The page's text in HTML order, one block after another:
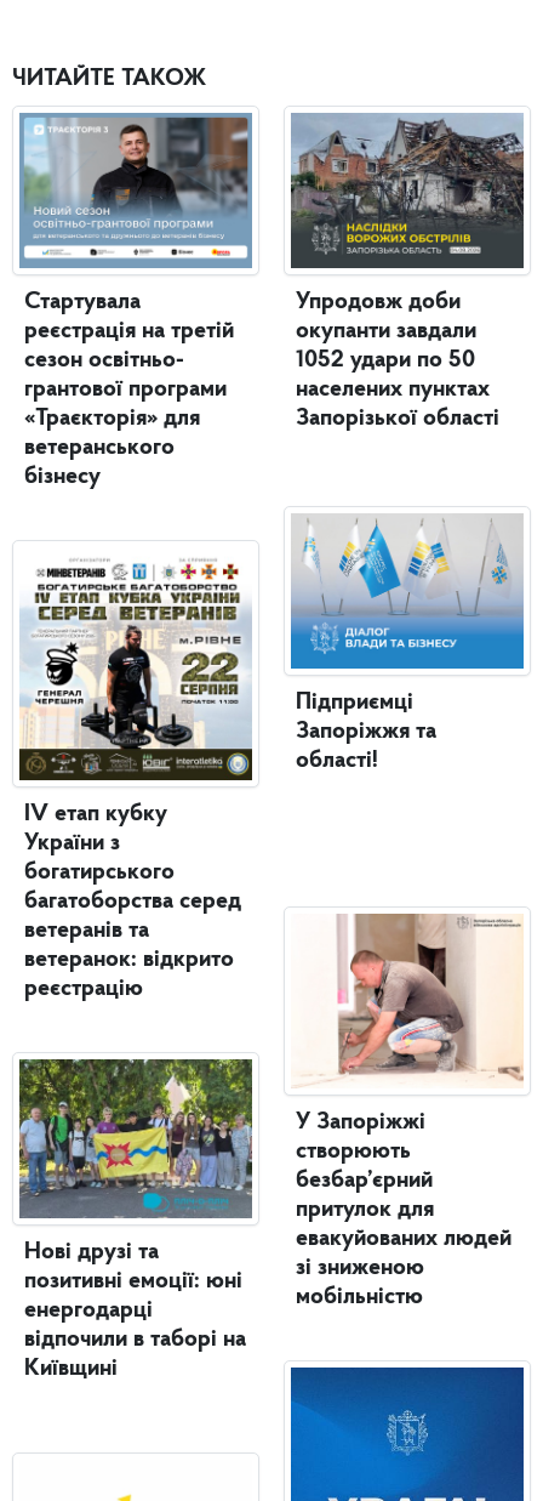
ЧИТАЙТЕ ТАКОЖ
Стартувала
реєстрація на третій
сезон освітньо-
грантової програми
«Траєкторія» для
ветеранського
бізнесу
IV етап кубку
України з
богатирського
багатоборства серед
ветеранів та
ветеранок: відкрито
реєстрацію
Нові друзі та
позитивні емоції: юні
енергодарці
відпочили в таборі на
Київщині
Упродовж доби
окупанти завдали
1052 удари по 50
населених пунктах
Запорізької області
Підприємці
Запоріжжя та
області!
У Запоріжжі
створюють
безбар’єрний
притулок для
евакуйованих людей
зі зниженою
мобільністю